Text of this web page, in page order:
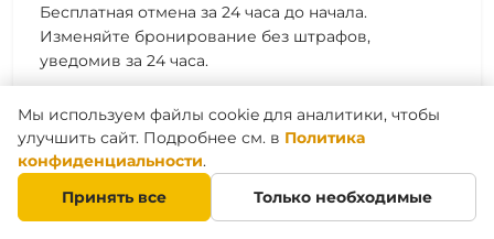
Бесплатная отмена за 24 часа до начала.
Изменяйте бронирование без штрафов,
уведомив за 24 часа.
условиями, адаптированными для туристов и
резидентов. Полная страховка CDW покрывает
большинство инцидентов, обеспечивая
безопасность. Бесплатная доставка в аэропорты
или отели экономит время. По конкретным
Мы используем файлы cookie для аналитики, чтобы
улучшить сайт. Подробнее см. в Политика
конфиденциальности.
Принять все
Только необходимые